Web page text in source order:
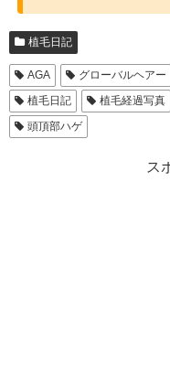
植毛日記
AGA グローバルヘアー
植毛日記
植毛経過写真
頭頂部ハゲ
ス